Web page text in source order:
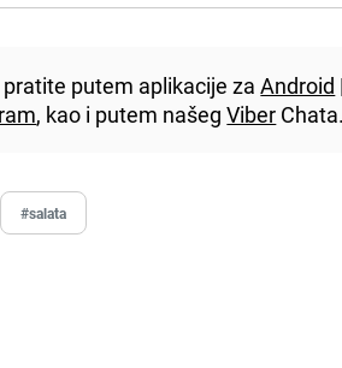
pratite putem aplikacije zaAndroid |
, kao i putem našegViber Chata.
#salata